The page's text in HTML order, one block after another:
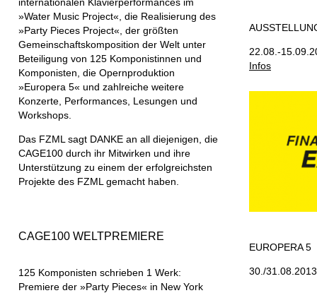
»Water Music Project«, die Realisierung des
»Party Pieces Project«, der größten
Gemeinschaftskomposition der Welt unter
Beteiligung von 125 Komponistinnen und
Komponisten, die Opernproduktion
»Europera 5« und zahlreiche weitere
Konzerte, Performances, Lesungen und
Workshops.
Das FZML sagt DANKE an all diejenigen, die
CAGE100 durch ihr Mitwirken und ihre
Unterstützung zu einem der erfolgreichsten
Projekte des FZML gemacht haben.
CAGE100 WELTPREMIERE
125 Komponisten schrieben 1 Werk:
Premiere der »Party Pieces« in New York
22.08.-
Infos
EUROPERA 5
30./